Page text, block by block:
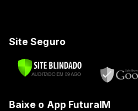
Site Seguro
Baixe o App FuturaIM